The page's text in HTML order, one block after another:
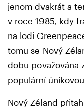
jenom dvakrát a
v roce 1985, kdy
na lodi
tomu se Nový
dobu považována
populární
Nový Zéland